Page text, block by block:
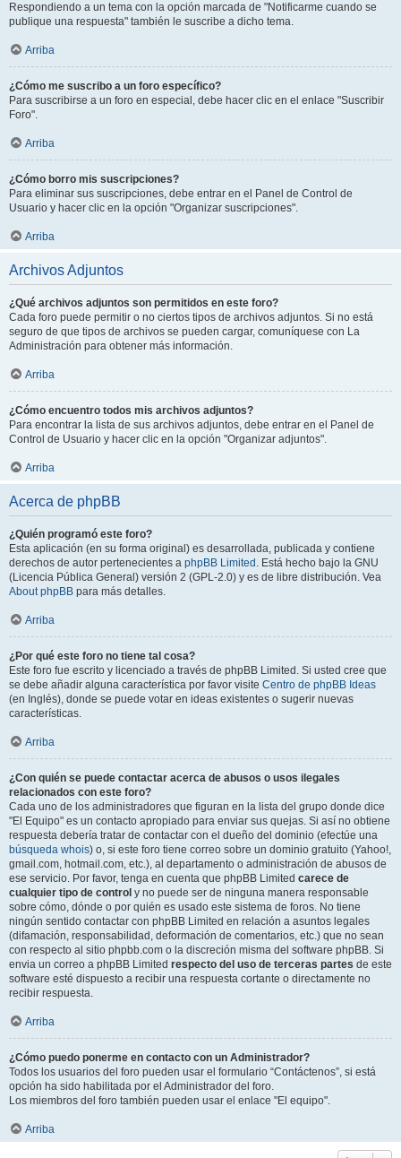
Respondiendo a un tema con la opción marcada de "Notificarme cuando se
publique una respuesta" también le suscribe a dicho tema.
Arriba
¿Cómo me suscribo a un foro específico?
Para suscribirse a un foro en especial, debe hacer clic en el enlace "Suscribir
Foro".
Arriba
¿Cómo borro mis suscripciones?
Para eliminar sus suscripciones, debe entrar en el Panel de Control de
Usuario y hacer clic en la opción "Organizar suscripciones".
Arriba
Archivos Adjuntos
¿Qué archivos adjuntos son permitidos en este foro?
Cada foro puede permitir o no ciertos tipos de archivos adjuntos. Si no está
seguro de que tipos de archivos se pueden cargar, comuníquese con La
Administración para obtener más información.
Arriba
¿Cómo encuentro todos mis archivos adjuntos?
Para encontrar la lista de sus archivos adjuntos, debe entrar en el Panel de
Control de Usuario y hacer clic en la opción "Organizar adjuntos".
Arriba
Acerca de phpBB
¿Quién programó este foro?
Esta aplicación (en su forma original) es desarrollada, publicada y contiene
derechos de autor pertenecientes a phpBB Limited . Está hecho bajo la GNU
(Licencia Pública General) versión 2 (GPL-2.0) y es de libre distribución. Vea
About phpBB para más detalles.
Arriba
¿Por qué este foro no tiene tal cosa?
Este foro fue escrito y licenciado a través de phpBB Limited. Si usted cree que
se debe añadir alguna característica por favor visite Centro de phpBB Ideas
(en Inglés), donde se puede votar en ideas existentes o sugerir nuevas
características.
Arriba
¿Con quién se puede contactar acerca de abusos o usos ilegales
relacionados con este foro?
Cada uno de los administradores que figuran en la lista del grupo donde dice
"El Equipo" es un contacto apropiado para enviar sus quejas. Si así no obtiene
respuesta debería tratar de contactar con el dueño del dominio (efectúe una
búsqueda whois) o, si este foro tiene correo sobre un dominio gratuito (Yahoo!,
gmail.com, hotmail.com, etc.), al departamento o administración de abusos de
ese servicio. Por favor, tenga en cuenta que phpBB Limited carece de
cualquier tipo de control y no puede ser de ninguna manera responsable
sobre cómo, dónde o por quién es usado este sistema de foros. No tiene
ningún sentido contactar con phpBB Limited en relación a asuntos legales
(difamación, responsabilidad, deformación de comentarios, etc.) que no sean
con respecto al sitio phpbb.com o la discreción misma del software phpBB. Si
envia un correo a phpBB Limited respecto del uso de terceras partes de este
software esté dispuesto a recibir una respuesta cortante o directamente no
recibir respuesta.
Arriba
¿Cómo puedo ponerme en contacto con un Administrador?
Todos los usuarios del foro pueden usar el formulario “Contáctenos”, si está
opción ha sido habilitada por el Administrador del foro.
Los miembros del foro también pueden usar el enlace "El equipo".
Arriba